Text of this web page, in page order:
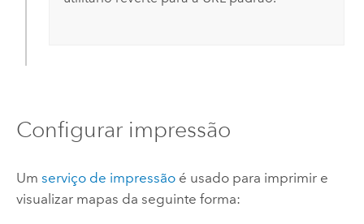
Configurar impressão
Um serviço de impressãoé usado para imprimir e
visualizar mapas da seguinte forma: